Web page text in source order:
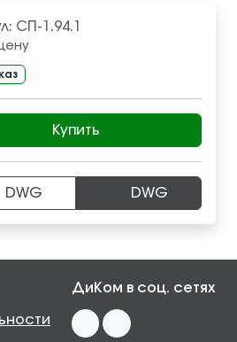
СП-1.94.1
Купить
DWG DWG
ДиКом в соц. сетях